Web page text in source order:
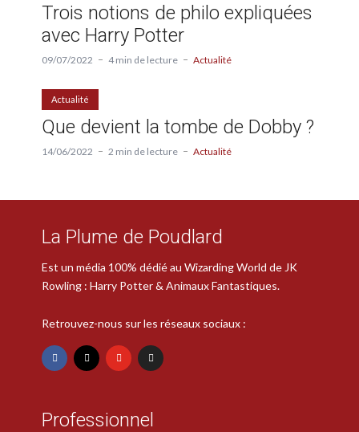
Trois notions de philo expliquées
avec Harry Potter
09/07/2022 4 min de lecture Actualité
Actualité
Que devient la tombe de Dobby ?
14/06/2022 2 min de lecture Actualité
La Plume de Poudlard
Est un média 100% dédié au Wizarding World de JK
Rowling : Harry Potter & Animaux Fantastiques.
Retrouvez-nous sur les réseaux sociaux :
Professionnel